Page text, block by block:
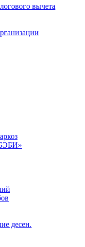
вычета
десен.